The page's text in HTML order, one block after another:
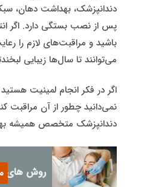
دندانپزشک، بهداشت دهان،
پس از نصب بستگی دارد. اگر
باشید و مراقبت‌های لازم را
می‌توانند تا سال‌ها زیبایی
اگر در فکر انجام لمینیت
نمی‌دانید چطور از آن مراقبت
دندانپزشک متخصص همیشه
روش های